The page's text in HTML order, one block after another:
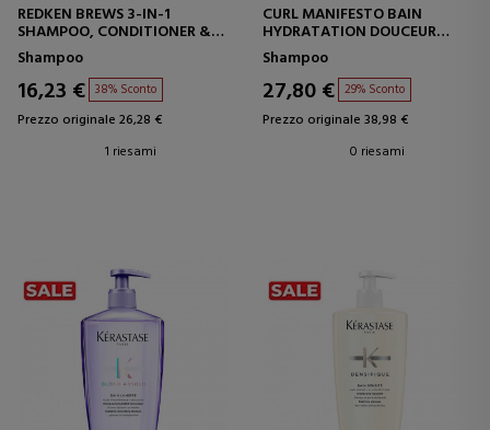
REDKEN BREWS 3-IN-1
SHAMPOO, CONDITIONER &
BODY WASH
Shampoo
16,23 € 38% Sconto
Prezzo originale 26,28 €
1 riesami
CURL MANIFESTO BAIN
HYDRATATION DOUCEUR
SHAMPOO
Shampoo
27,80 € 29% Sconto
Prezzo originale 38,98 €
0 riesami